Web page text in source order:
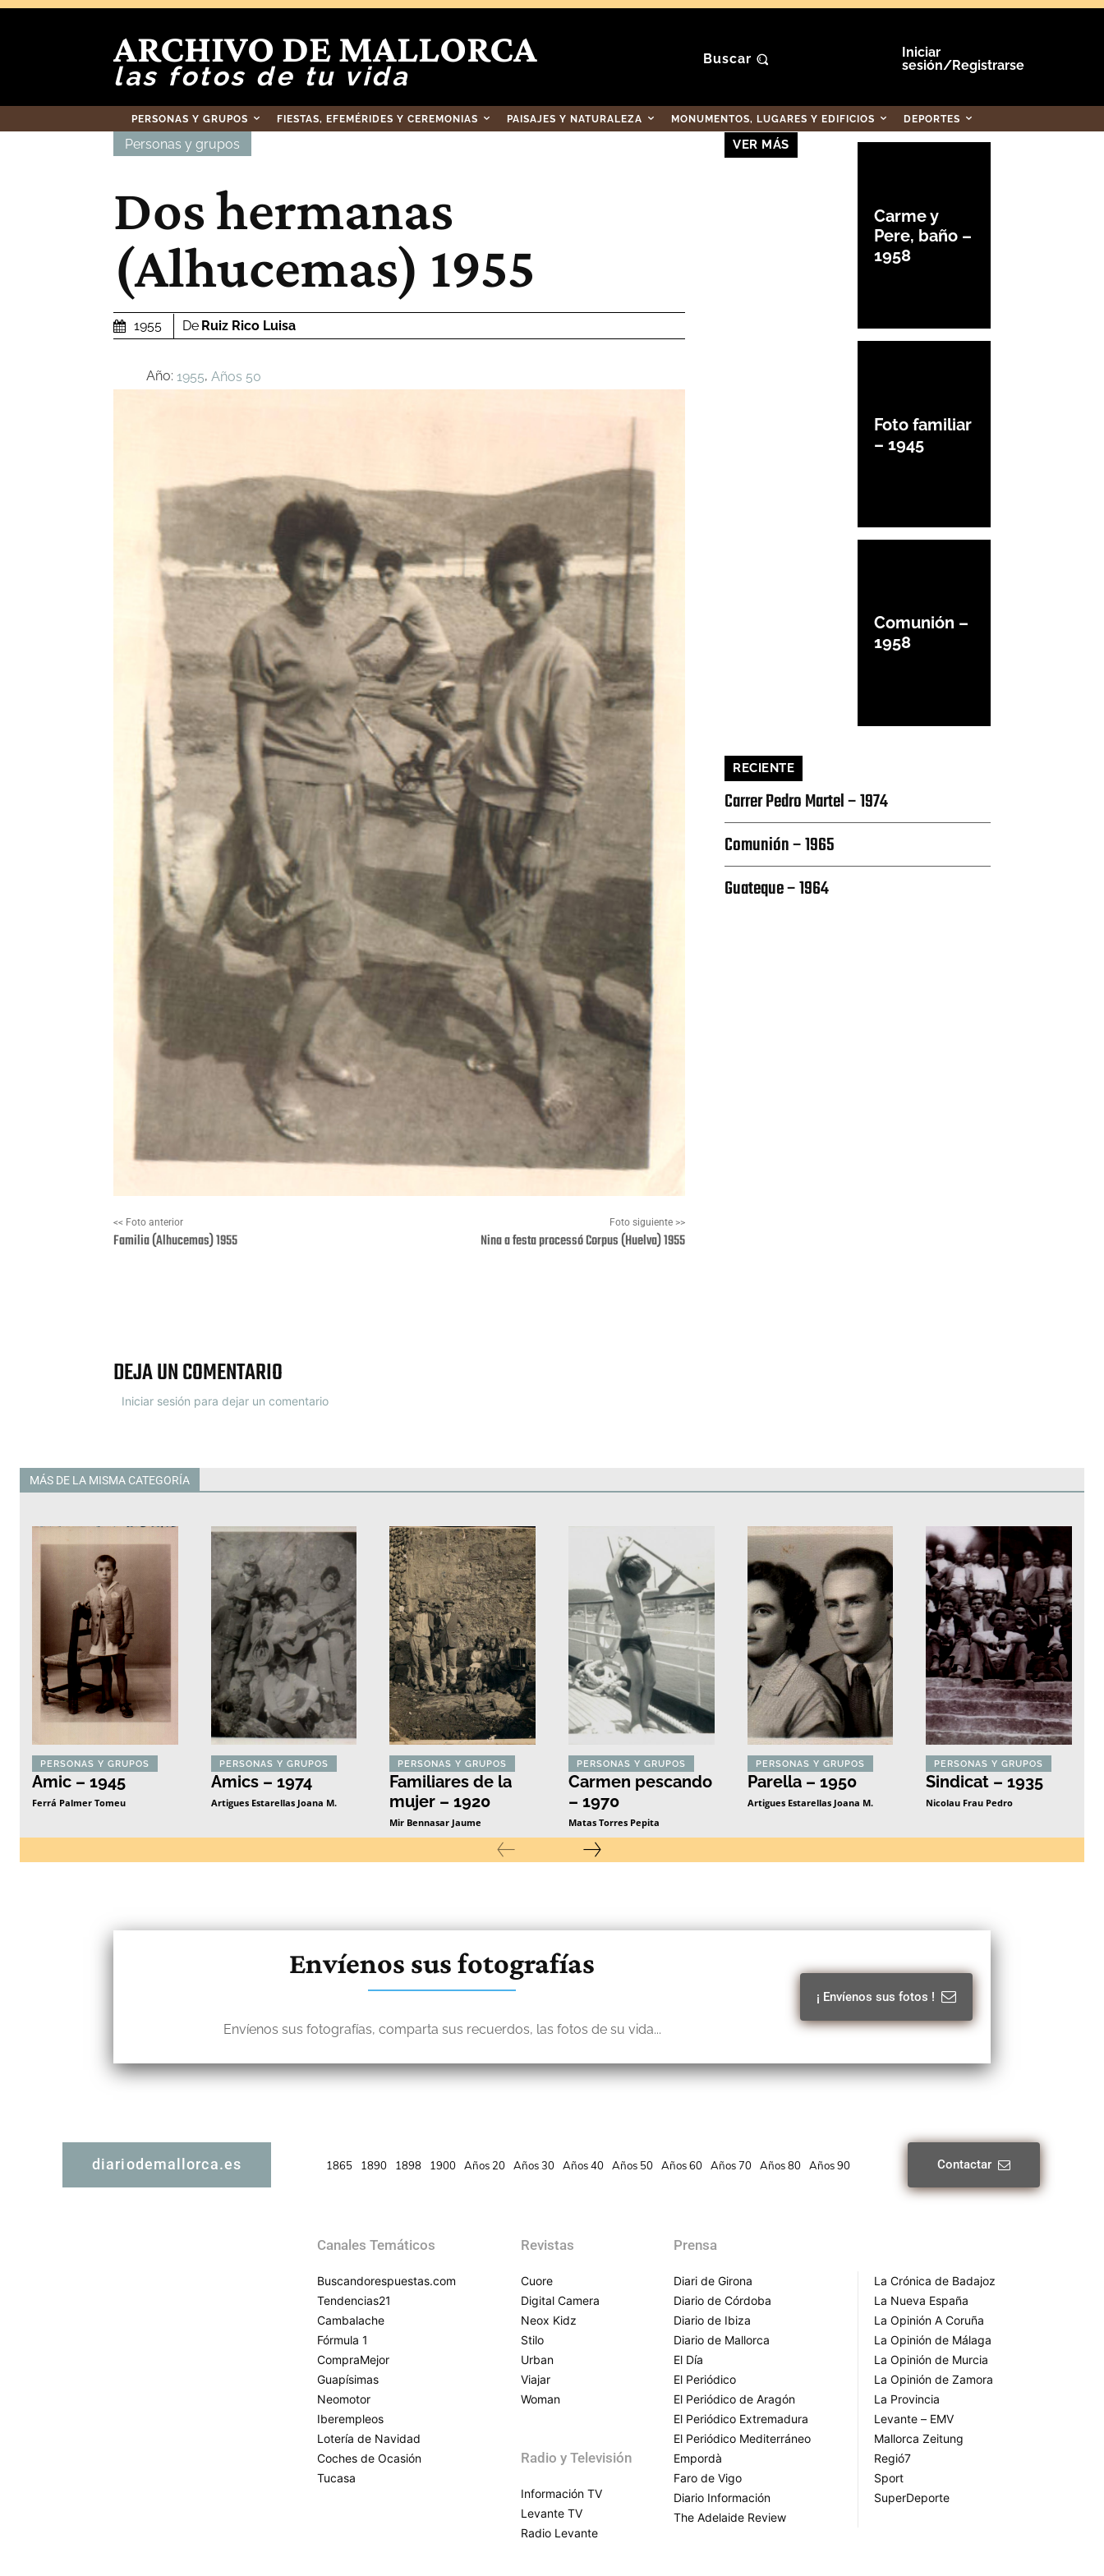
ARCHIVO DE MALLORCA
las fotos de tu vida
Buscar
Iniciar
sesión/Registrarse
PERSONAS Y GRUPOS FIESTAS, EFEMÉRIDES Y CEREMONIAS PAISAJES Y NATURALEZA MONUMENTOS, LUGARES Y EDIFICIOS DEPORTES
Personas y grupos
Dos hermanas
(Alhucemas) 1955
1955 De Ruiz Rico Luisa
Año: 1955, Años 50
<< Foto anterior
Familia (Alhucemas) 1955
Foto siguiente >>
Nina a festa processó Corpus (Huelva) 1955
DEJA UN COMENTARIO
Iniciar sesión para dejar un comentario
VER MÁS
Carme y
Pere, baño –
1958
Foto familiar
– 1945
Comunión –
1958
RECIENTE
Carrer Pedro Martel – 1974
Comunión – 1965
Guateque – 1964
MÁS DE LA MISMA CATEGORÍA
PERSONAS Y GRUPOS
Amic – 1945
Ferrá Palmer Tomeu
PERSONAS Y GRUPOS
Amics – 1974
Artigues Estarellas Joana M.
PERSONAS Y GRUPOS
Familiares de la
mujer – 1920
Mir Bennasar Jaume
PERSONAS Y GRUPOS
Carmen pescando
– 1970
Matas Torres Pepita
PERSONAS Y GRUPOS
Parella – 1950
Artigues Estarellas Joana M.
PERSONAS Y GRUPOS
Sindicat – 1935
Nicolau Frau Pedro
Envíenos sus fotografías
Envíenos sus fotografías, comparta sus recuerdos, las fotos de su vida...
¡ Envíenos sus fotos !
diariodemallorca.es 1865 1890 1898 1900 Años 20 Años 30 Años 40 Años 50 Años 60 Años 70 Años 80 Años 90 Contactar
Canales Temáticos
Buscandorespuestas.com
Tendencias21
Cambalache
Fórmula 1
CompraMejor
Guapísimas
Neomotor
Iberempleos
Lotería de Navidad
Coches de Ocasión
Tucasa
Revistas
Cuore
Digital Camera
Neox Kidz
Stilo
Urban
Viajar
Woman
Radio y Televisión
Información TV
Levante TV
Radio Levante
Prensa
Diari de Girona
Diario de Córdoba
Diario de Ibiza
Diario de Mallorca
El Día
El Periódico
El Periódico de Aragón
El Periódico Extremadura
El Periódico Mediterráneo
Empordà
Faro de Vigo
Diario Información
The Adelaide Review
La Crónica de Badajoz
La Nueva España
La Opinión A Coruña
La Opinión de Málaga
La Opinión de Murcia
La Opinión de Zamora
La Provincia
Levante – EMV
Mallorca Zeitung
Regió7
Sport
SuperDeporte